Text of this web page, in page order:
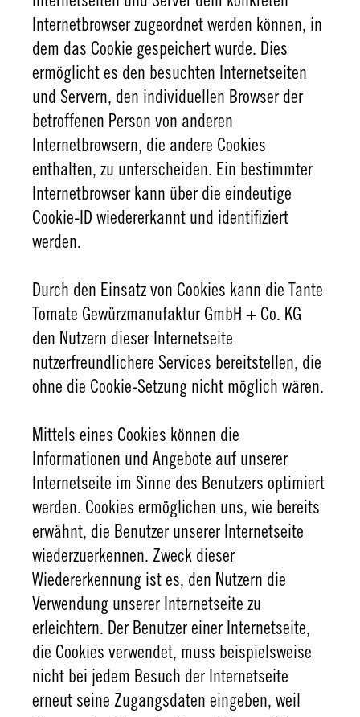
Internetbrowser zugeordnet werden können, in
dem das Cookie gespeichert wurde. Dies
ermöglicht es den besuchten Internetseiten
und Servern, den individuellen Browser der
betroffenen Person von anderen
Internetbrowsern, die andere Cookies
enthalten, zu unterscheiden. Ein bestimmter
Internetbrowser kann über die eindeutige
Cookie-ID wiedererkannt und identifiziert
werden.
Durch den Einsatz von Cookies kann die Tante
Tomate Gewürzmanufaktur GmbH + Co. KG
den Nutzern dieser Internetseite
nutzerfreundlichere Services bereitstellen, die
ohne die Cookie-Setzung nicht möglich wären.
Mittels eines Cookies können die
Informationen und Angebote auf unserer
Internetseite im Sinne des Benutzers optimiert
werden. Cookies ermöglichen uns, wie bereits
erwähnt, die Benutzer unserer Internetseite
wiederzuerkennen. Zweck dieser
Wiedererkennung ist es, den Nutzern die
Verwendung unserer Internetseite zu
erleichtern. Der Benutzer einer Internetseite,
die Cookies verwendet, muss beispielsweise
nicht bei jedem Besuch der Internetseite
erneut seine Zugangsdaten eingeben, weil